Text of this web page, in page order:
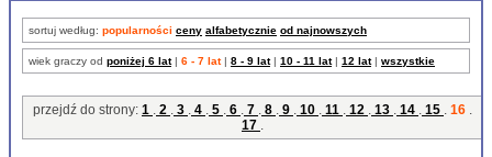
sortuj według: popularności ceny alfabetycznie od najnowszych
wiek graczy od poniżej 6 lat| 6 - 7 lat| 8 - 9 lat| 10 - 11 lat| 12 lat| wszystkie
przejdź do strony: 1 . 2 . 3 . 4 . 5 . 6 . 7 . 8 . 9 . 10 . 11 . 12 . 13 . 14 . 15 . 16 .
17 .